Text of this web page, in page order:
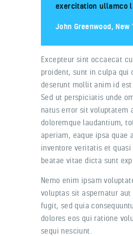
exercitation ullamco
John Greenwood, New
Excepteur sint occaecat
proident, sunt in culpa qui
deserunt mollit anim id est
Sed ut perspiciatis unde
natus error sit voluptatem
doloremque laudantium,
aperiam, eaque ipsa quae
inventore veritatis et
beatae vitae dicta sunt
Nemo enim ipsam
voluptas sit aspernatur
fugit, sed quia
dolores eos qui ratione
sequi nesciunt.